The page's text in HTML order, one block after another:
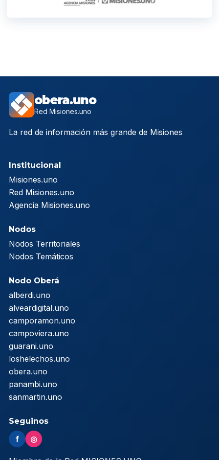
obera.uno
Red Misiones.uno
La red de información más grande de Misiones
Institucional
Misiones.uno
Red Misiones.uno
Agencia Misiones.uno
Nodos
Nodos Territoriales
Nodos Temáticos
Nodo Oberá
alberdi.uno
alveardigital.uno
camporamon.uno
campoviera.uno
guarani.uno
loshelechos.uno
obera.uno
panambi.uno
sanmartin.uno
Seguinos
f ◎